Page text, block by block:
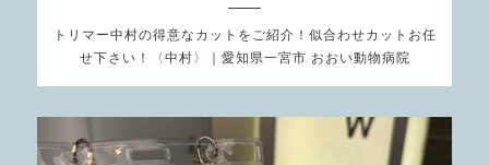
トリマー中村の得意なカットをご紹介！似合わせカットお任
せ下さい！〈中村〉｜愛知県一宮市 おおい動物病院